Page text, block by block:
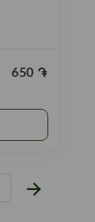
650 ֏